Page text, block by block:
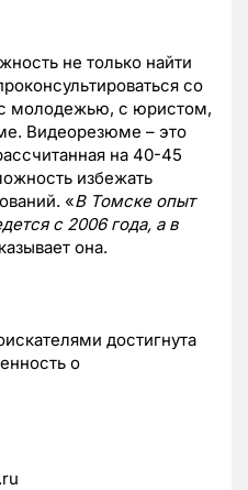
не только найти
со
молодежью, с юристом,
Видеорезюме – это
на 40-45
избежать
«В Томске опыт
с 2006 года, а в
она.
достигнута
о